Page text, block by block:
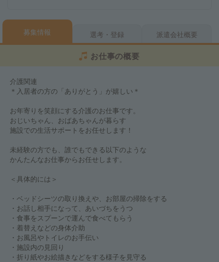
募集情報 選考・登録 派遣会社概要
お仕事の概要
介護関連
＊入居者の方の「ありがとう」が嬉しい＊
お年寄りを笑顔にする介護のお仕事です。
おじいちゃん、おばあちゃんが暮らす
施設での生活サポートをお任せします！
未経験の方でも、誰でもできる以下のような
かんたんなお仕事からお任せします。
＜具体的には＞
・ベッドシーツの取り換えや、お部屋の掃除をする
・お話し相手になって、あいづちをうつ
・食事をスプーンで運んで食べてもらう
・着替えなどの身体介助
・お風呂やトイレのお手伝い
・施設内の見回り
・折り紙やお絵描きなどをする様子を見守る